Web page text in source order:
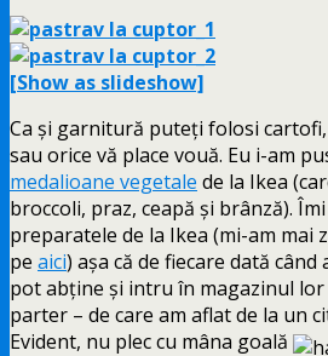
[Show as slideshow]
Ca și garnitură puteți folosi
sau orice vă place vouă. Eu i-am
medalioane vegetale de la Ikea
broccoli, praz, ceapă şi brânză).
preparatele de la Ikea (mi-am mai
pe aici) așa că de fiecare dată
pot abține și intru în magazinul
parter – de care am aflat de la un
Evident, nu plec cu mâna goală